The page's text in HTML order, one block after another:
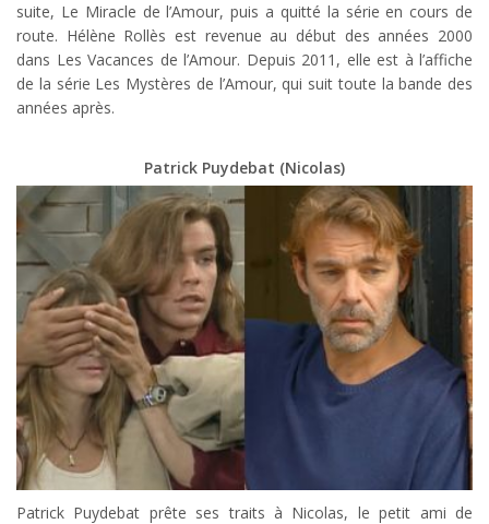
suite, Le Miracle de l’Amour, puis a quitté la série en cours de
route. Hélène Rollès est revenue au début des années 2000
dans Les Vacances de l’Amour. Depuis 2011, elle est à l’affiche
de la série Les Mystères de l’Amour, qui suit toute la bande des
années après.
Patrick Puydebat (Nicolas)
Patrick Puydebat prête ses traits à Nicolas, le petit ami de